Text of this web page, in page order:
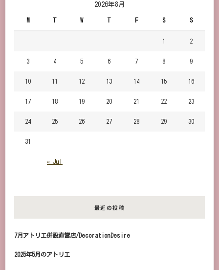
2026年8月
M T W T F S S
« Jul
1 2
3 4 5 6 7 8 9
10 11 12 13 14 15 16
17 18 19 20 21 22 23
24 25 26 27 28 29 30
31
最近の投稿
7月アトリエ併設直営店/DecorationDesire
2025年5月のアトリエ